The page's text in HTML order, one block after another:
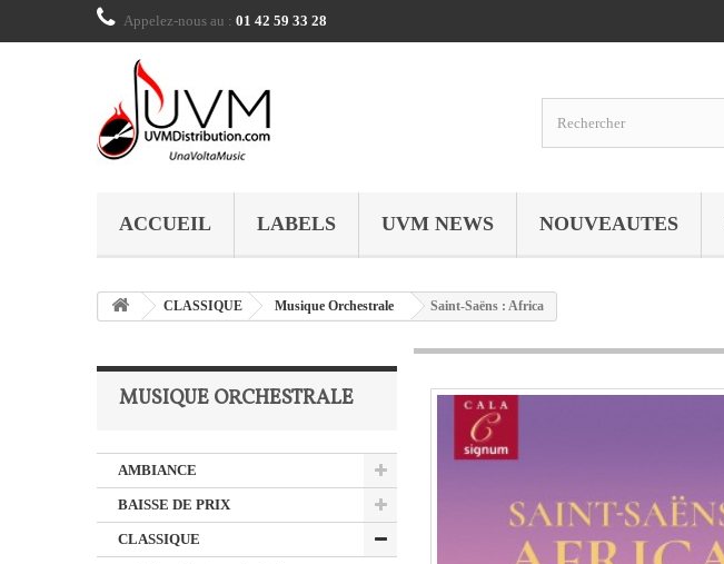
Appelez-nous au : 01 42 59 33 28
ACCUEIL LABELS UVM NEWS NOUVEAUTES
CLASSIQUE Musique Orchestrale Saint-Saëns : Africa
MUSIQUE ORCHESTRALE
AMBIANCE
BAISSE DE PRIX
CLASSIQUE